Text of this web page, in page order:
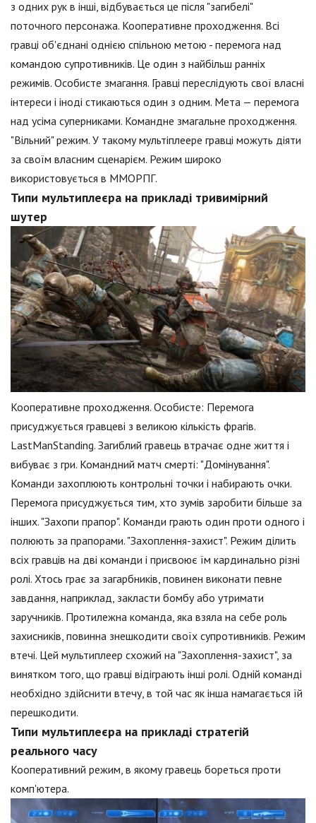
з одних рук в інші, відбувається це після "загибелі"
поточного персонажа. Кооперативне проходження. Всі
гравці об'єднані однією спільною метою - перемога над
командою супротивників. Це один з найбільш ранніх
режимів. Особисте змагання. Гравці переслідують свої власні
інтереси і іноді стикаються один з одним. Мета — перемога
над усіма суперниками. Командне змагальне проходження.
"Вільний" режим. У такому мультіплеере гравці можуть діяти
за своїм власним сценарієм. Режим широко
використовується в ММОРПГ.
Типи мультиплеєра на прикладі тривимірний
шутер
Кооперативне проходження. Особисте: Перемога
присуджується гравцеві з великою кількість фрагів.
LastManStanding. Загиблий гравець втрачає одне життя і
вибуває з гри. Командний матч смерті: "Домінування".
Команди захоплюють контрольні точки і набирають очки.
Перемога присуджується тим, хто зумів заробити більше за
інших. "Захопи прапор". Команди грають один проти одного і
полюють за прапорами. "Захоплення-захист". Режим ділить
всіх гравців на дві команди і присвоює їм кардинально різні
ролі. Хтось грає за загарбників, повинен виконати певне
завдання, наприклад, закласти бомбу або утримати
заручників. Протилежна команда, яка взяла на себе роль
захисників, повинна знешкодити своїх супротивників. Режим
втечі. Цей мультиплеер схожий на "Захоплення-захист", за
винятком того, що гравці відіграють інші ролі. Одній команді
необхідно здійснити втечу, в той час як інша намагається їй
перешкодити.
Типи мультиплеєра на прикладі стратегій
реального часу
Кооперативний режим, в якому гравець бореться проти
комп'ютера.